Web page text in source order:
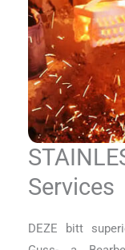
Services
DEZE bitt